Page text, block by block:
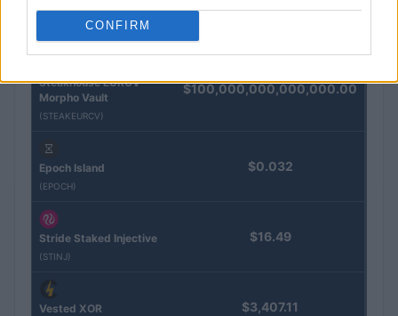
CONFIRM
BTC
Steakhouse EURCV
Morpho Vault
(STEAKEURCV)
$100,000,000,000,000.00
Epoch Island
(EPOCH)
$0.032
Stride Staked Injective
(STINJ)
$16.49
Vested XOR $3,407.11